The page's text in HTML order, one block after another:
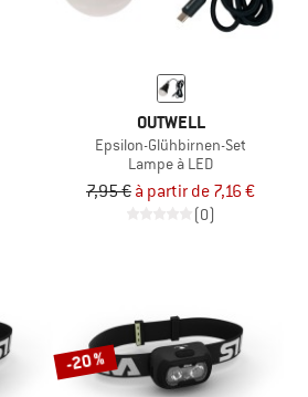
OUTWELL
Epsilon-Glühbirnen-Set
Lampe à LED
7,95 € à partir de 7,16 €
(0)
-20 %